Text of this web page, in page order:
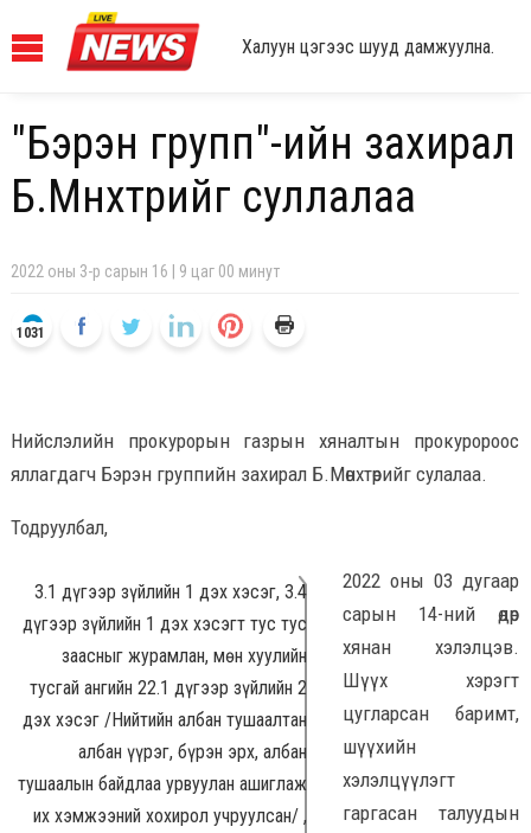
Халуун цэгээс шууд дамжуулна.
"Бэрэн групп"-ийн захирал
Б.Мөнхтөрийг суллалаа
2022 оны 3-р сарын 16 | 9 цаг 00 минут
1031
Нийслэлийн прокурорын газрын хяналтын прокуророос
яллагдагч Бэрэн группийн захирал Б.Мөнхтөрийг сулалаа.
Тодруулбал,
3.1 дүгээр зүйлийн 1 дэх хэсэг, 3.4
дүгээр зүйлийн 1 дэх хэсэгт тус тус
заасныг журамлан, мөн хуулийн
тусгай ангийн 22.1 дүгээр зүйлийн 2
дэх хэсэг /Нийтийн албан тушаалтан
албан үүрэг, бүрэн эрх, албан
тушаалын байдлаа урвуулан ашиглаж
их хэмжээний хохирол учруулсан/ ,
2022 оны 03 дугаар
сарын 14-ний өдөр
хянан хэлэлцэв.
Шүүх хэрэгт
цугларсан баримт,
шүүхийн
хэлэлцүүлэгт
гаргасан талуудын